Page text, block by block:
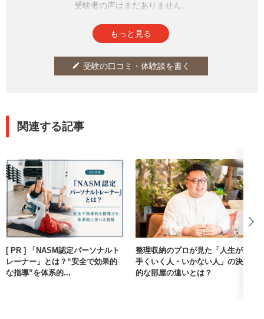
受験者の声はまだありません。
もっと見る
edit 受験の口コミ・体験談を書く
関連する記事
[ PR ] 「NASM認定パーソナルト
レーナー」とは？“安全で効果的
な指導”を体系的...
整理収納のプロが見た「人生が上
手くいく人・いかない人」の決定
的な部屋の違いとは？